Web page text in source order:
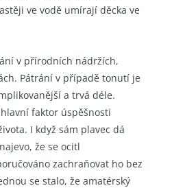
ve vodě umírají děcka ve
v přírodních nádržích,
Pátrání v případě tonutí je
a trvá déle.
faktor úspěšnosti
I když sám plavec dá
že se ocitl
zachraňovat ho bez
se stalo, že amatérský